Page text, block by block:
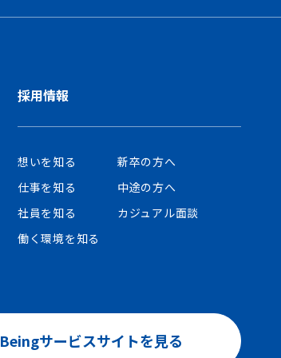
採用情報
想いを知る
新卒の方へ
仕事を知る
中途の方へ
社員を知る
カジュアル面談
働く環境を知る
Beingサービスサイトを見る